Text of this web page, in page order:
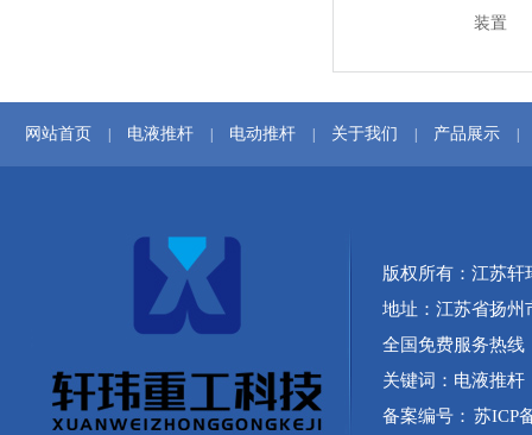
装置
网站首页 电液推杆 电动推杆 关于我们 产品展示
版权所有：江苏轩
地址：江苏省扬州
全国免费服务热线
关键词： 电液推杆
备案编号：苏ICP